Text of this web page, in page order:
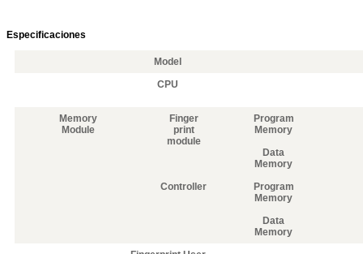
Especificaciones
Model
CPU
Memory
Module
Finger
print
module
Program
Memory
Data
Memory
Controller
Program
Memory
Data
Memory